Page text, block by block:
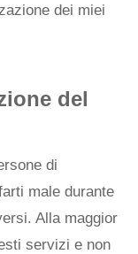
dei miei
del
di
male durante
Alla maggior
servizi e non